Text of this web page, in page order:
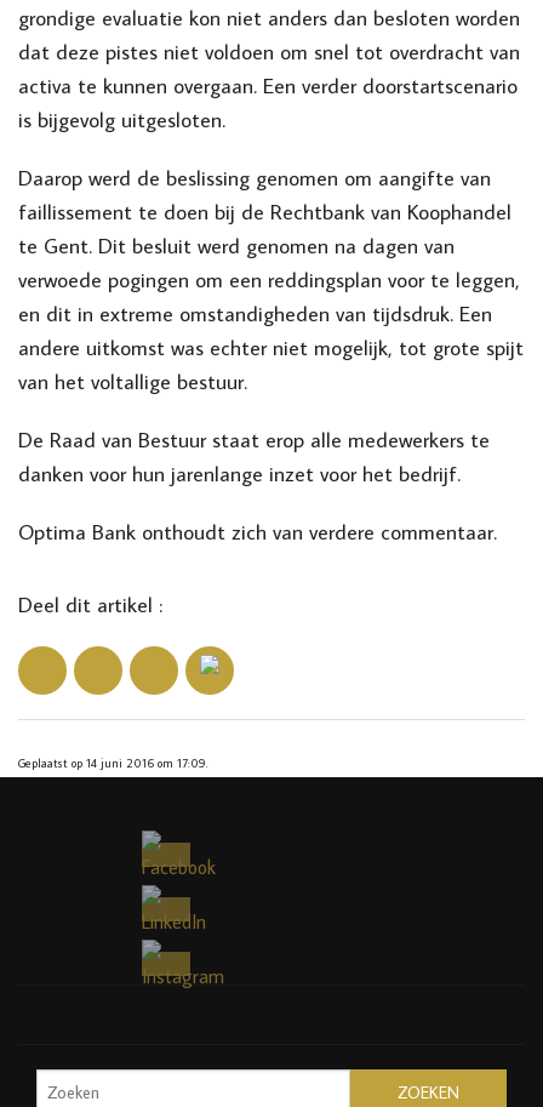
grondige evaluatie kon niet anders dan besloten worden
dat deze pistes niet voldoen om snel tot overdracht van
activa te kunnen overgaan. Een verder doorstartscenario
is bijgevolg uitgesloten.
Daarop werd de beslissing genomen om aangifte van
faillissement te doen bij de Rechtbank van Koophandel
te Gent. Dit besluit werd genomen na dagen van
verwoede pogingen om een reddingsplan voor te leggen,
en dit in extreme omstandigheden van tijdsdruk. Een
andere uitkomst was echter niet mogelijk, tot grote spijt
van het voltallige bestuur.
De Raad van Bestuur staat erop alle medewerkers te
danken voor hun jarenlange inzet voor het bedrijf.
Optima Bank onthoudt zich van verdere commentaar.
Deel dit artikel :
Geplaatst op 14 juni 2016 om 17:09.